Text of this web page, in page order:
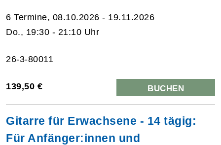
6 Termine, 08.10.2026 - 19.11.2026
Do., 19:30 - 21:10 Uhr
26-3-80011
139,50 € BUCHEN
Gitarre für Erwachsene - 14 tägig:
Für Anfänger:innen und